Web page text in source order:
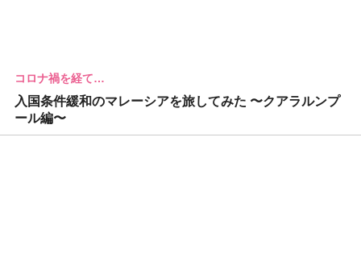
コロナ禍を経て…
入国条件緩和のマレーシアを旅してみた 〜クアラルンプ
ール編〜